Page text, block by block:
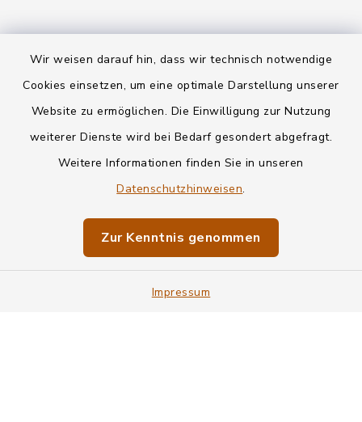
Wir weisen darauf hin, dass wir technisch notwendige
Cookies einsetzen, um eine optimale Darstellung unserer
Website zu ermöglichen. Die Einwilligung zur Nutzung
weiterer Dienste wird bei Bedarf gesondert abgefragt.
Weitere Informationen finden Sie in unseren
Datenschutzhinweisen.
Zur Kenntnis genommen
Impressum
Kontakt
Informationspflichten
Impressum
Sitemap